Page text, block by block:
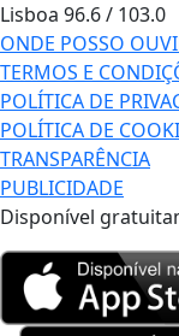
Lisboa 96.6 / 103.0
ONDE POSSO
TERMOS E
POLÍTICA DE
POLÍTICA DE
TRANSPARÊNCIA
PUBLICIDADE
Disponível